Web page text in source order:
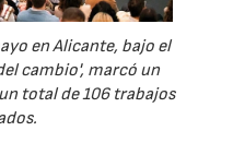
en Alicante, bajo el
cambio', marcó un
total de 106 trabajos